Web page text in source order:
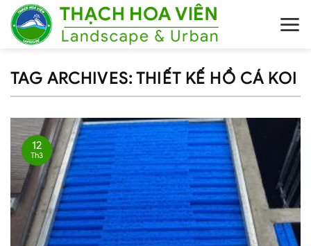
Skip
content
TAG ARCHIVES:THIẾT KẾ HỒ CÁ KOI
12
Th3